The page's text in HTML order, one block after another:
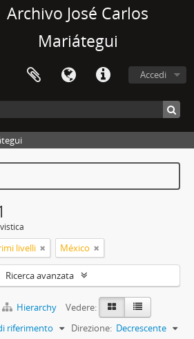
Archivo José Carlos
Mariátegui
Accedi
livelli México
Ricerca avanzata
Hierarchy
Vedere:
riferimento Direzione: Decrescente